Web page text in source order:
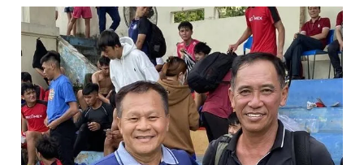
Phó tổng biên tập thường trực: Hải Thành
Phó tổng biên tập: Lâm Hiếu Dũng
Phó tổng biên tập: Trần Việt Hưng
Tổng thư ký tòa soạn: Đức Trung
Giấy phép xuất bản số 110/GP - BTTTT cấp ngày 24.3.2020
© 2003-2026 Bản quyền thuộc về Báo Thanh Niên. Cấm sao
chép dưới mọi hình thức nếu không có sự chấp thuận bằng văn
bản. Phát triển bởi ePi Technologies, JSC.